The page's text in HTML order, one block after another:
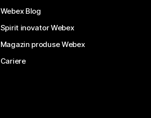
Webex Blog
Spirit inovator Webex
Magazin produse Webex
Cariere